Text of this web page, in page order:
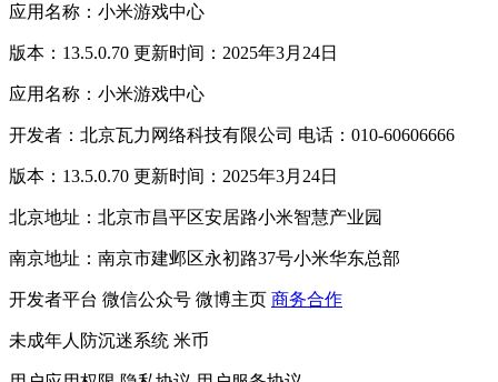
应用名称：小米游戏中心
版本：13.5.0.70 更新时间：2025年3月24日
应用名称：小米游戏中心
开发者：北京瓦力网络科技有限公司 电话：010-60606666
版本：13.5.0.70 更新时间：2025年3月24日
北京地址：北京市昌平区安居路小米智慧产业园
南京地址：南京市建邺区永初路37号小米华东总部
开发者平台 微信公众号 微博主页 商务合作
未成年人防沉迷系统 米币